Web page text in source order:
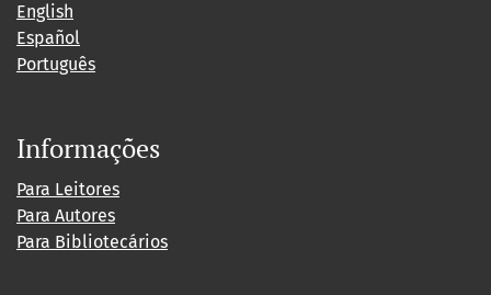
English
Español
Português
Informações
Para Leitores
Para Autores
Para Bibliotecários